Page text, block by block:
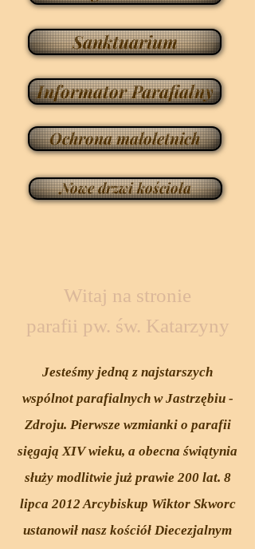
Sanktuarium
Informator Parafialny
Ochrona małoletnich
Nowe drzwi kościoła
Witaj na stronie
parafii pw. św. Katarzyny
Jesteśmy jedną z najstarszych
wspólnot parafialnych w Jastrzębiu -
Zdroju. Pierwsze wzmianki o parafii
sięgają XIV wieku, a obecna świątynia
służy modlitwie już prawie 200 lat. 8
lipca 2012 Arcybiskup Wiktor Skworc
ustanowił nasz kościół Diecezjalnym